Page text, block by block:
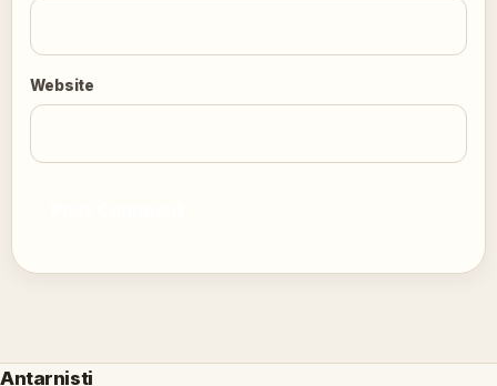
Website
Antarnisti